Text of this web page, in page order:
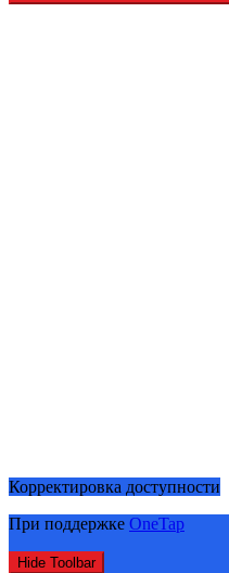
Корректировка доступности
При поддержке OneTap
Hide Toolbar